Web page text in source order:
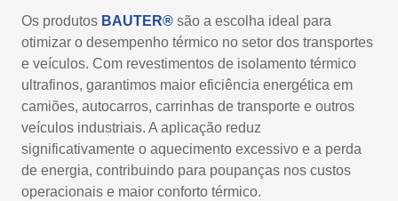
Os produtos BAUTER® são a escolha ideal para
otimizar o desempenho térmico no setor dos transportes
e veículos. Com revestimentos de isolamento térmico
ultrafinos, garantimos maior eficiência energética em
camiões, autocarros, carrinhas de transporte e outros
veículos industriais. A aplicação reduz
significativamente o aquecimento excessivo e a perda
de energia, contribuindo para poupanças nos custos
operacionais e maior conforto térmico.